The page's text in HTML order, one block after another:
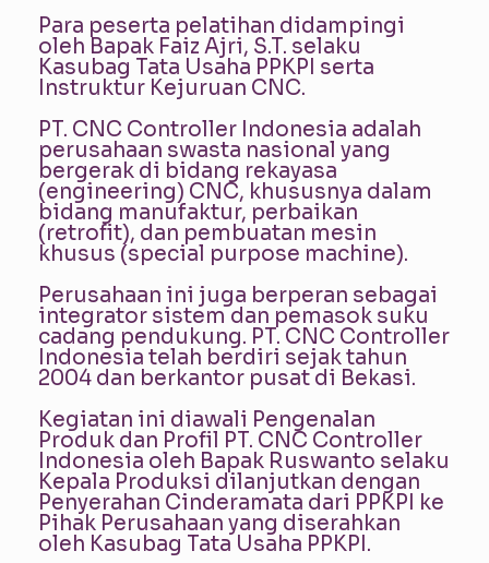
Para peserta pelatihan didampingi
oleh Bapak Faiz Ajri, S.T. selaku
Kasubag Tata Usaha PPKPI serta
Instruktur Kejuruan CNC.
PT. CNC Controller Indonesia adalah
perusahaan swasta nasional yang
bergerak di bidang rekayasa
(engineering) CNC, khususnya dalam
bidang manufaktur, perbaikan
(retrofit), dan pembuatan mesin
khusus (special purpose machine).
Perusahaan ini juga berperan sebagai
integrator sistem dan pemasok suku
cadang pendukung. PT. CNC Controller
Indonesia telah berdiri sejak tahun
2004 dan berkantor pusat di Bekasi.
Kegiatan ini diawali Pengenalan
Produk dan Profil PT. CNC Controller
Indonesia oleh Bapak Ruswanto selaku
Kepala Produksi dilanjutkan dengan
Penyerahan Cinderamata dari PPKPI ke
Pihak Perusahaan yang diserahkan
oleh Kasubag Tata Usaha PPKPI.